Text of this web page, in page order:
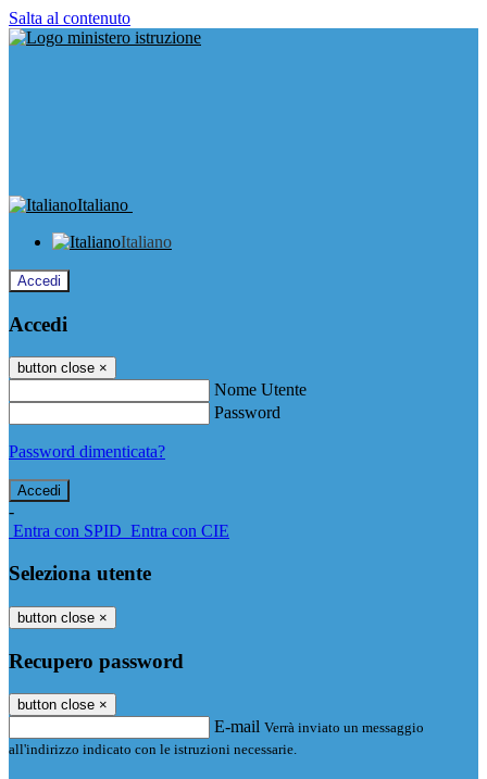
Salta al contenuto
Italiano
Italiano
Accedi
Accedi
button close ×
Nome Utente
Password
Password dimenticata?
-
Entra con SPID Entra con CIE
Seleziona utente
button close ×
Recupero password
button close ×
E-mail Verrà inviato un messaggio
all'indirizzo indicato con le istruzioni necessarie.